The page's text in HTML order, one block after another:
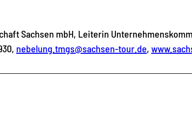
Sachsen mbH, Leiterin
nebelung.tmgs@sachsen-tour.de,